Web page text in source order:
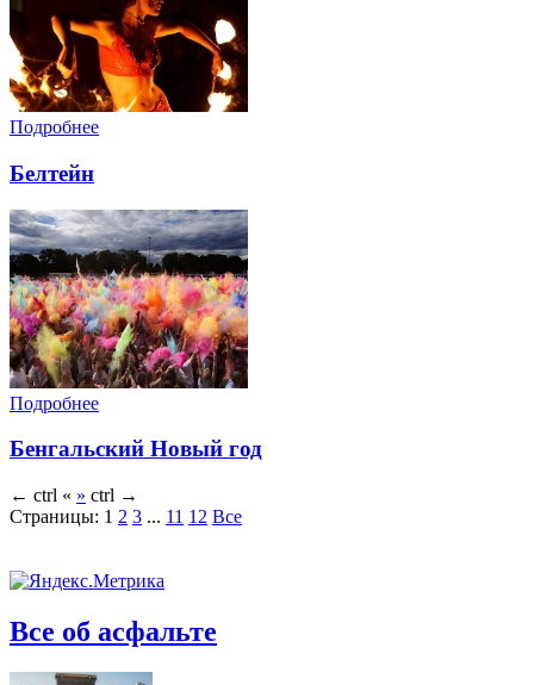
Подробнее
Белтейн
Подробнее
Бенгальский Новый год
← ctrl « » ctrl →
Страницы: 1 2 3 ... 11 12 Все
Все об асфальте